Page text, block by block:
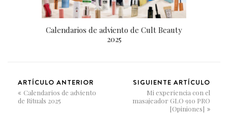
Calendarios de adviento de Cult Beauty
2025
ARTÍCULO ANTERIOR
Calendarios de adviento
de Rituals 2025
SIGUIENTE ARTÍCULO
Mi experiencia con el
masajeador GLO 910 PRO
[Opiniones]